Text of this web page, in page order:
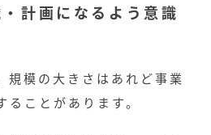
計画になるよう意識
規模の大きさはあれど事業
ことがあります。